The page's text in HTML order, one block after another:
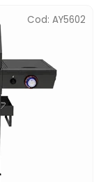
Cod: AY5602